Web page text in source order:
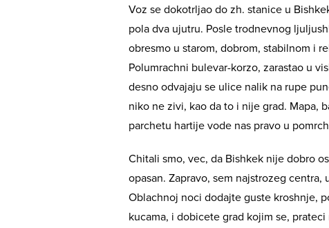
Voz se dokotrljao do zh. stanice u
pola dva ujutru. Posle trodnevnog
obresmo u starom, dobrom, stabilnom i
Polumrachni bulevar-korzo, zarastao u
desno odvajaju se ulice nalik na rupe
niko ne zivi, kao da to i nije grad. Mapa,
parchetu hartije vode nas pravo u
Chitali smo, vec, da Bishkek nije dobro
opasan. Zapravo, sem najstrozeg centra,
Oblachnoj noci dodajte guste kroshnje,
kucama, i dobicete grad kojim se,